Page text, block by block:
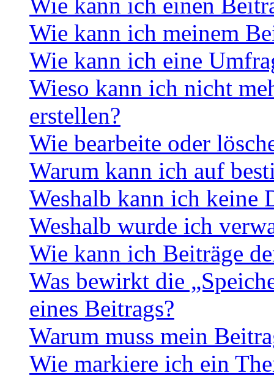
Wie kann ich einen
Wie kann ich meinem
Wie kann ich eine
Wieso kann ich nicht
erstellen?
Wie bearbeite oder
Warum kann ich auf
Weshalb kann ich keine
Weshalb wurde ich
Wie kann ich Beiträge
Was bewirkt die
eines Beitrags?
Warum muss mein
Wie markiere ich ein